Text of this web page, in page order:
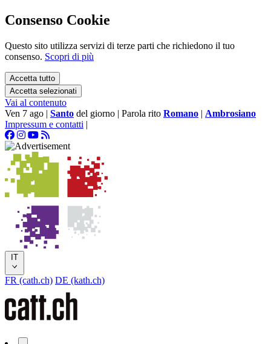
Consenso Cookie
Questo sito utilizza servizi di terze parti che richiedono il tuo
consenso. Scopri di più
Accetta tutto
Accetta selezionati
Vai al contenuto
Ven 7 ago | Santo del giorno | Parola rito Romano | Ambrosiano
Impressum e contatti |
IT
FR (cath.ch) DE (kath.ch)